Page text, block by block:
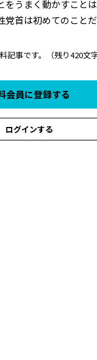
をうまく動かすこ
首は初めてのこ
記事です。 （残り420文字
会員に登録する
ログインする